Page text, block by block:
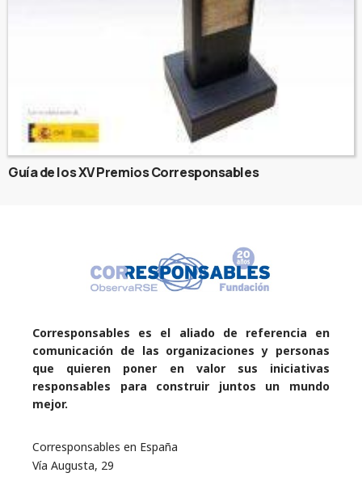
Guía de los XV Premios Corresponsables
Corresponsables es el aliado de referencia en
comunicación de las organizaciones y personas
que quieren poner en valor sus iniciativas
responsables para construir juntos un mundo
mejor.
Corresponsables en España
Vía Augusta, 29